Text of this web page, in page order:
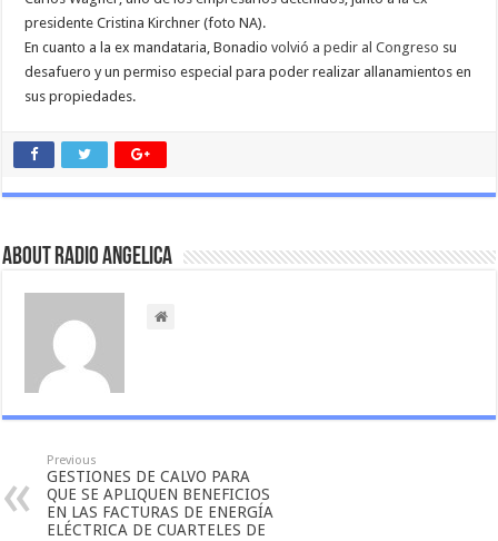
presidente Cristina Kirchner (foto NA).
En cuanto a la ex mandataria, Bonadiovolvió a pedir al Congreso su
desafuero y un permiso especial para poder realizar allanamientos en
sus propiedades.
About Radio Angelica
Previous
GESTIONES DE CALVO PARA
QUE SE APLIQUEN BENEFICIOS
EN LAS FACTURAS DE ENERGÍA
ELÉCTRICA DE CUARTELES DE